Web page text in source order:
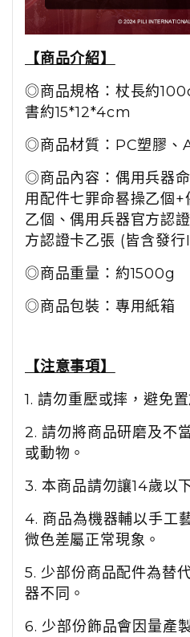
【商品介紹】
◎商品規格：杖長約
書約15*12*4cm
◎商品材質：PC塑膠、
◎商品內容：偶用兵器
用配件七罪命晷操乙個+
乙個、偶用兵器官方認
方認證卡乙張 (皆含發
◎商品重量：約1500g
◎商品包裝：專用紙箱
【注意事項】
1. 請勿重壓或摔，避免
2. 請勿將商品研磨及不
或動物。
3. 本商品請勿讓14歲以
4. 商品為機器輔以手工
微色差屬正常現象。
5. 少部份商品配件為替
器不同。
6. 少部份飾品會因量產